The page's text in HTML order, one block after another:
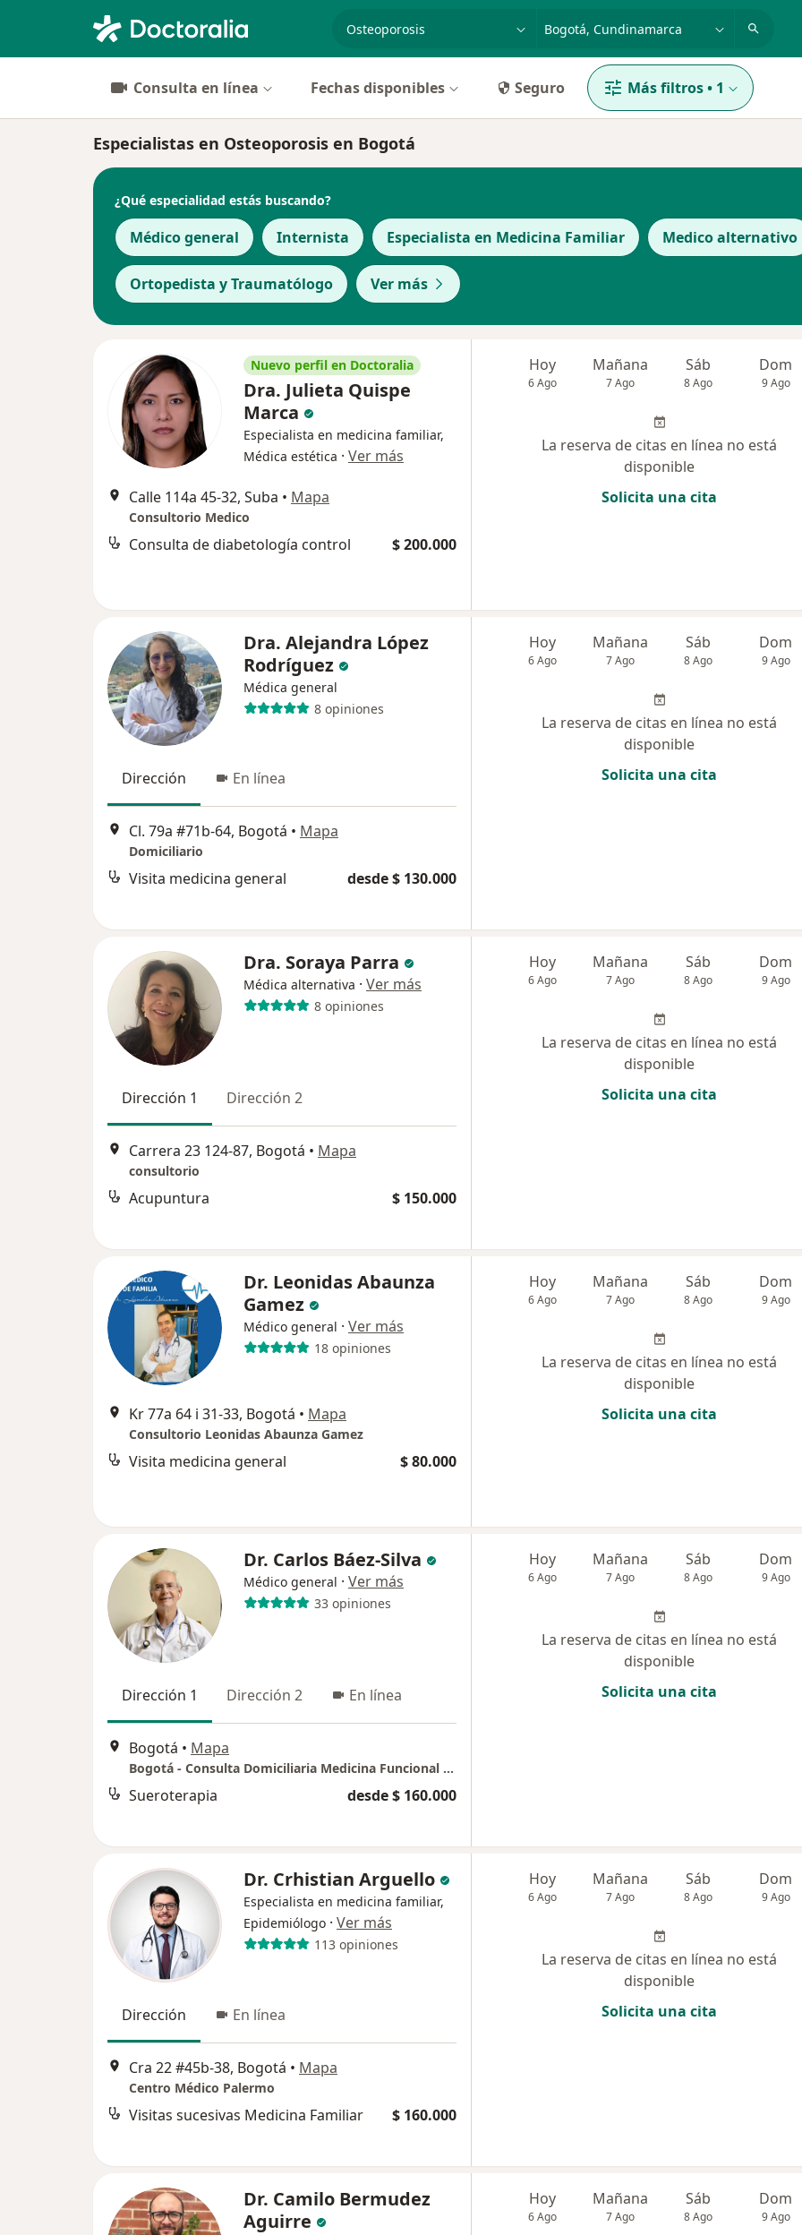
especialidad, enfermedad o nombre
p. ej. Bogotá
Consulta en línea Fechas disponibles Seguro Más filtros• 1
Especialistas en Osteoporosis en Bogotá
¿Qué especialidad estás buscando?
Médico general Internista Especialista en Medicina Familiar Medico alternativo
Ortopedista y Traumatólogo Ver más
Nuevo perfil en Doctoralia
Dra. Julieta Quispe
Marca
Especialista en medicina familiar,
Médica estética · Ver más
Calle 114a 45-32, Suba • Mapa
Consultorio Medico
Consulta de diabetología control $ 200.000
Hoy
6 Ago
Mañana
7 Ago
Sáb
8 Ago
Dom
9 Ago
La reserva de citas en línea no está
disponible
Solicita una cita
Dra. Alejandra López
Rodríguez
Médica general
8 opiniones
Dirección En línea
Cl. 79a #71b-64, Bogotá • Mapa
Domiciliario
Visita medicina general desde $ 130.000
Hoy
6 Ago
Mañana
7 Ago
Sáb
8 Ago
Dom
9 Ago
La reserva de citas en línea no está
disponible
Solicita una cita
Dra. Soraya Parra
Médica alternativa · Ver más
8 opiniones
Dirección 1 Dirección 2
Carrera 23 124-87, Bogotá • Mapa
consultorio
Acupuntura $ 150.000
Hoy
6 Ago
Mañana
7 Ago
Sáb
8 Ago
Dom
9 Ago
La reserva de citas en línea no está
disponible
Solicita una cita
Dr. Leonidas Abaunza
Gamez
Médico general · Ver más
18 opiniones
Kr 77a 64 i 31-33, Bogotá • Mapa
Consultorio Leonidas Abaunza Gamez
Visita medicina general $ 80.000
Hoy
6 Ago
Mañana
7 Ago
Sáb
8 Ago
Dom
9 Ago
La reserva de citas en línea no está
disponible
Solicita una cita
Dr. Carlos Báez-Silva
Médico general · Ver más
33 opiniones
Dirección 1 Dirección 2 En línea
Bogotá • Mapa
Bogotá - Consulta Domiciliaria Medicina Funcional Biorreguladora
Sueroterapia desde $ 160.000
Hoy
6 Ago
Mañana
7 Ago
Sáb
8 Ago
Dom
9 Ago
La reserva de citas en línea no está
disponible
Solicita una cita
Dr. Crhistian Arguello
Especialista en medicina familiar,
Epidemiólogo · Ver más
113 opiniones
Dirección En línea
Cra 22 #45b-38, Bogotá • Mapa
Centro Médico Palermo
Visitas sucesivas Medicina Familiar $ 160.000
Hoy
6 Ago
Mañana
7 Ago
Sáb
8 Ago
Dom
9 Ago
La reserva de citas en línea no está
disponible
Solicita una cita
Dr. Camilo Bermudez
Aguirre
Hoy
6 Ago
Mañana
7 Ago
Sáb
8 Ago
Dom
9 Ago